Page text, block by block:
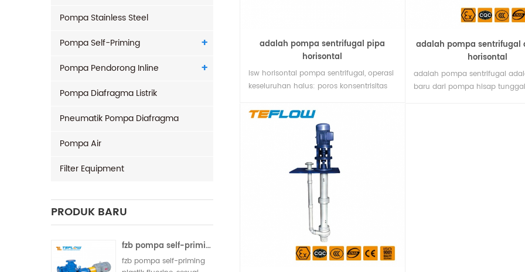
Pompa Stainless Steel
Pompa Self-Priming
Pompa Pendorong Inline
Pompa Diafragma Listrik
Pneumatik Pompa Diafragma
Pompa Air
Filter Equipment
PRODUK BARU
fzb pompa self-priming plastik fluorin
fzb pompa self-priming
adalah pompa sentrifugal pipa
horisontal
isw horisontal pompa sentrifugal, operasi
keseluruhan halus: poros konsentrisitas
keseimbangan dinamis dan statis yang
sangat baik untuk memastikan operasi
yang lancar, tidak ada getaran. kedap
air: segel karbida disemen dari bahan
yang berbeda memastikan bahwa tidak
ada kebocoran ditemukan dalam
pengangkutan media yang be25
adalah pompa sentrifugal
horisontal
adalah pompa sentrifugal
baru dari pompa hisap tunggal